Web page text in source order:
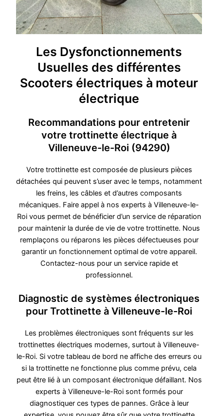
Les Dysfonctionnements
Usuelles des différentes
Scooters électriques à moteur
électrique
Recommandations pour entretenir
votre trottinette électrique à
Villeneuve-le-Roi (94290)
Votre trottinette est composée de plusieurs pièces
détachées qui peuvent s’user avec le temps, notamment
les freins, les câbles et d’autres composants
mécaniques. Faire appel à nos experts à Villeneuve-le-
Roi vous permet de bénéficier d’un service de réparation
pour maintenir la durée de vie de votre trottinette. Nous
remplaçons ou réparons les pièces défectueuses pour
garantir un fonctionnement optimal de votre appareil.
Contactez-nous pour un service rapide et
professionnel.
Diagnostic de systèmes électroniques
pour Trottinette à Villeneuve-le-Roi
Les problèmes électroniques sont fréquents sur les
trottinettes électriques modernes, surtout à Villeneuve-
le-Roi. Si votre tableau de bord ne affiche des erreurs ou
si la trottinette ne fonctionne plus comme prévu, cela
peut être lié à un composant électronique défaillant. Nos
experts à Villeneuve-le-Roi sont formés pour
diagnostiquer ces types de pannes. Grâce à leur